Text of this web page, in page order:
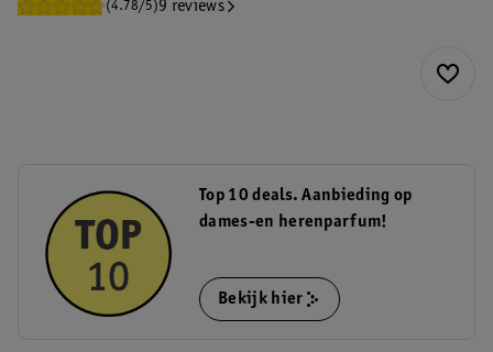
(4.78/5)9 reviews
Top 10 deals. Aanbieding op
dames-en herenparfum!
Bekijk hier